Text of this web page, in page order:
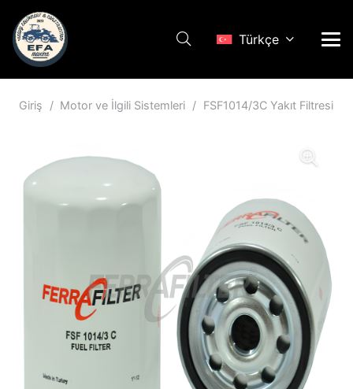
Türkçe
Giriş / Motor ve İlgili Sistemleri / FSF1014/3C Yakıt Filtresi